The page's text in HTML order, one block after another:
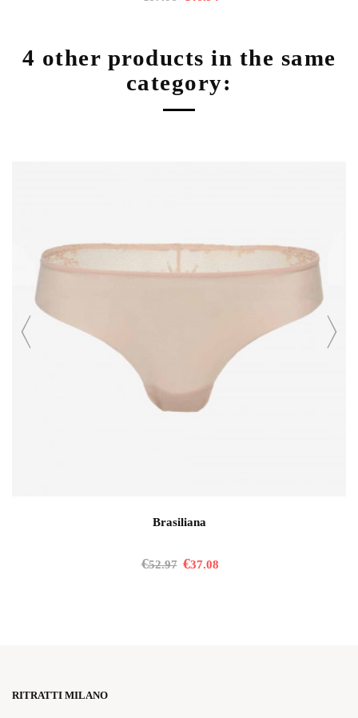
4 other products in the same
category:
Brasiliana
€52.97 €37.08
RITRATTI MILANO